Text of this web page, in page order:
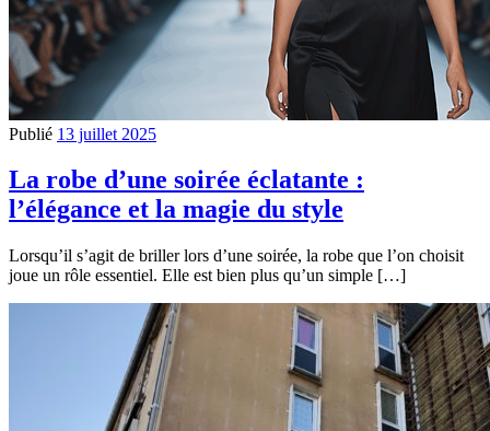
Publié 13 juillet 2025
La robe d’une soirée éclatante :
l’élégance et la magie du style
Lorsqu’il s’agit de briller lors d’une soirée, la robe que l’on choisit
joue un rôle essentiel. Elle est bien plus qu’un simple […]